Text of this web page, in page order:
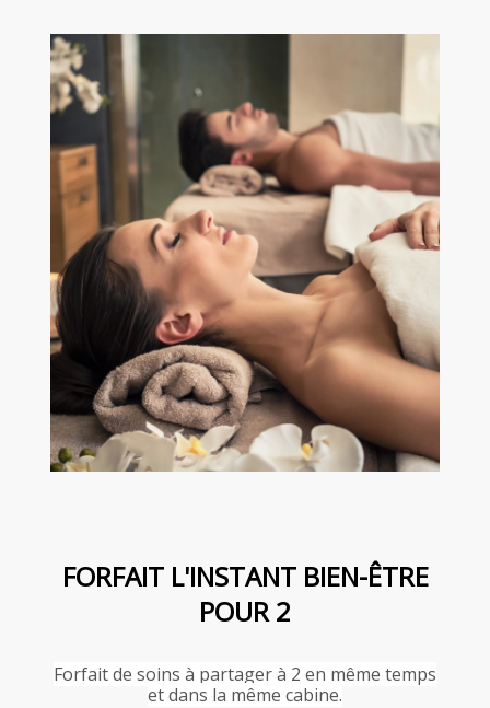
FORFAIT L'INSTANT BIEN-ÊTRE
POUR 2
Forfait de soins à partager à 2 en même temps
et dans la même cabine.